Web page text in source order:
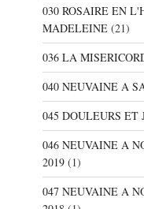
030 ROSAIRE EN
MADELEINE(21)
036 LA
040 NEUVAINE A
045 DOULEURS ET
046 NEUVAINE A
2019(1)
047 NEUVAINE A